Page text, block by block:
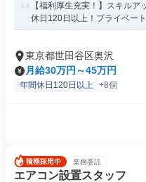
【福利厚生充実！】スキル
休日120日以上！プライベー
東京都世田谷区奥沢
月給30万円～45万円
年間休日120日以上 +8個
業務委託
エアコン設置スタッフ